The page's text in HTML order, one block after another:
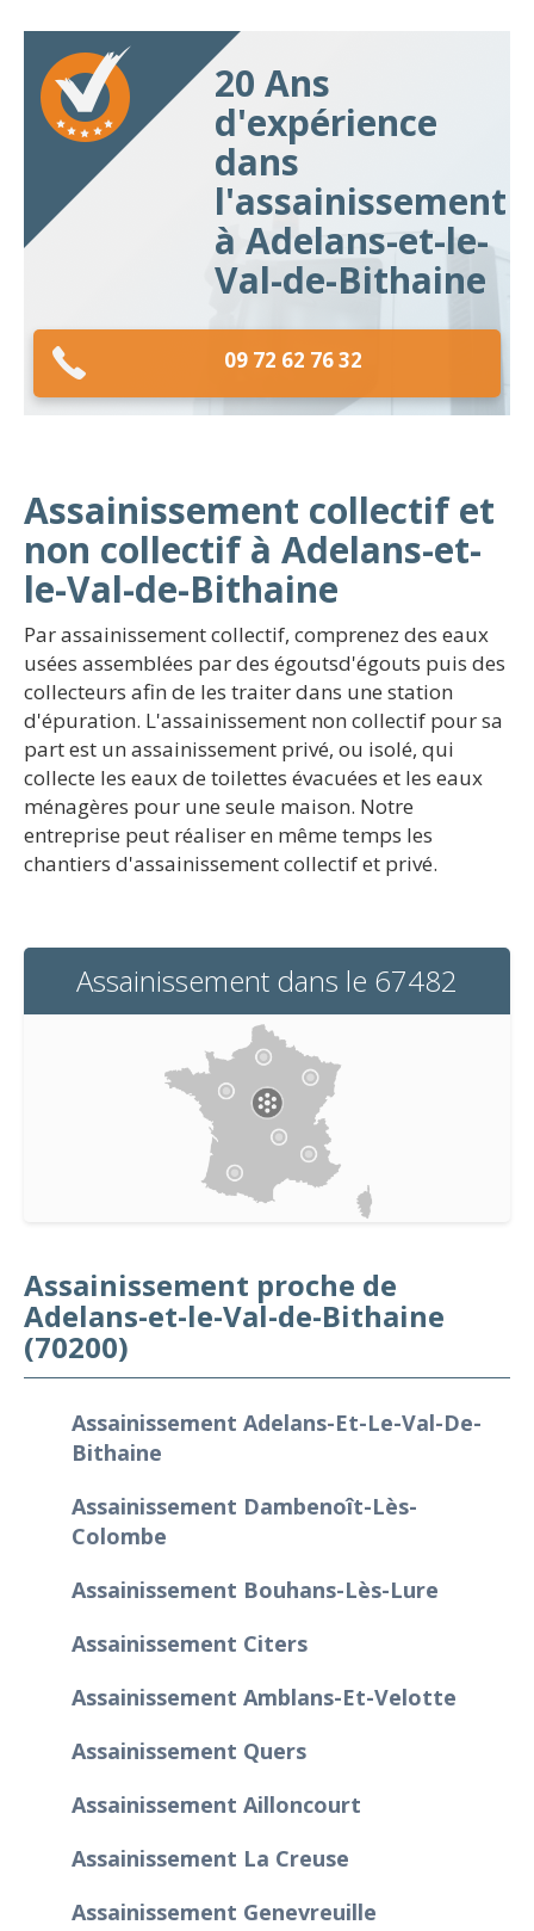
20 Ans
d'expérience
dans
l'assainissement
à Adelans-et-le-
Val-de-Bithaine
09 72 62 76 32
Assainissement collectif et
non collectif à Adelans-et-
le-Val-de-Bithaine
Par assainissement collectif, comprenez des eaux
usées assemblées par des égoutsd'égouts puis des
collecteurs afin de les traiter dans une station
d'épuration. L'assainissement non collectif pour sa
part est un assainissement privé, ou isolé, qui
collecte les eaux de toilettes évacuées et les eaux
ménagères pour une seule maison. Notre
entreprise peut réaliser en même temps les
chantiers d'assainissement collectif et privé.
Assainissement dans le 67482
Assainissement proche de
Adelans-et-le-Val-de-Bithaine
(70200)
Assainissement Adelans-Et-Le-Val-De-
Bithaine
Assainissement Dambenoît-Lès-
Colombe
Assainissement Bouhans-Lès-Lure
Assainissement Citers
Assainissement Amblans-Et-Velotte
Assainissement Quers
Assainissement Ailloncourt
Assainissement La Creuse
Assainissement Genevreuille